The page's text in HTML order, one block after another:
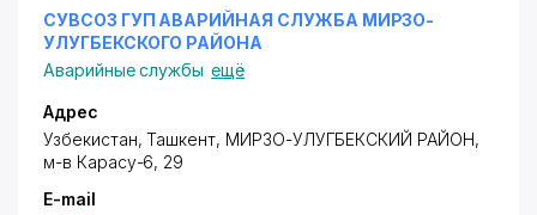
СУВСОЗ ГУП АВАРИЙНАЯ СЛУЖБА МИРЗО-
УЛУГБЕКСКОГО РАЙОНА
Аварийные службы ещё
Адрес
Узбекистан, Ташкент, МИРЗО-УЛУГБЕКСКИЙ РАЙОН,
м-в Карасу-6, 29
E-mail